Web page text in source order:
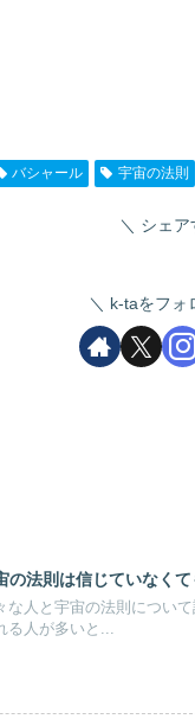
バシャール 宇宙の法則
シェア
k-taをフォ
の法則は信じていなくて
な人と宇宙の法則につい
る人が多いと...